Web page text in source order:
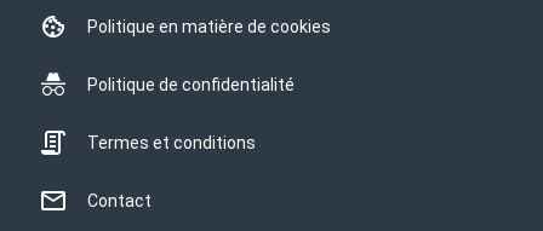
Politique en matière de cookies
Politique de confidentialité
Termes et conditions
Contact